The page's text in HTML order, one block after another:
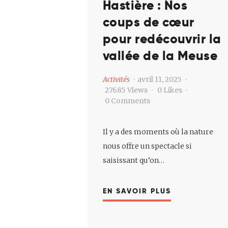
Hastière : Nos
coups de cœur
pour redécouvrir la
vallée de la Meuse
Activités
avril 11, 2025
27685 Views 0 Likes
0 Comments
Il y a des moments où la nature
nous offre un spectacle si
saisissant qu’on…
EN SAVOIR PLUS